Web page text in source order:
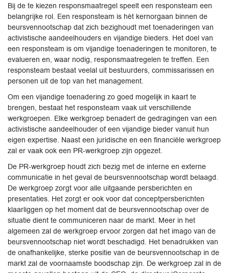
Bij de te kiezen responsmaatregel speelt een responsteam een
belangrijke rol. Een responsteam is hèt kernorgaan binnen de
beursvennootschap dat zich bezighoudt met toenaderingen van
activistische aandeelhouders en vijandige bieders. Het doel van
een responsteam is om vijandige toenaderingen te monitoren, te
evalueren en, waar nodig, responsmaatregelen te treffen. Een
responsteam bestaat veelal uit bestuurders, commissarissen en
personen uit de top van het management.
Om een vijandige toenadering zo goed mogelijk in kaart te
brengen, bestaat het responsteam vaak uit verschillende
werkgroepen. Elke werkgroep benadert de gedragingen van een
activistische aandeelhouder of een vijandige bieder vanuit hun
eigen expertise. Naast een juridische en een financiële werkgroep
zal er vaak ook een PR-werkgroep zijn opgezet.
De PR-werkgroep houdt zich bezig met de interne en externe
communicatie in het geval de beursvennootschap wordt belaagd.
De werkgroep zorgt voor alle uitgaande persberichten en
presentaties. Het zorgt er ook voor dat conceptpersberichten
klaarliggen op het moment dat de beursvennootschap over de
situatie dient te communiceren naar de markt. Meer in het
algemeen zal de werkgroep ervoor zorgen dat het imago van de
beursvennootschap niet wordt beschadigd. Het benadrukken van
de onafhankelijke, sterke positie van de beursvennootschap in de
markt zal de voornaamste boodschap zijn. De werkgroep zal in de